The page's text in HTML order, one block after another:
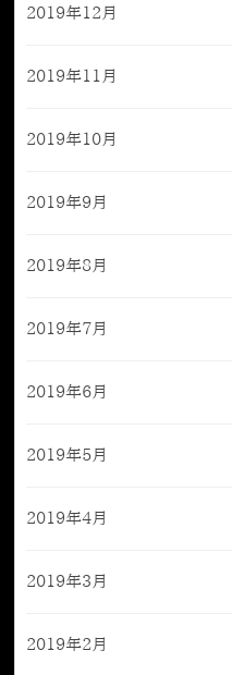
2019年12月
2019年11月
2019年10月
2019年9月
2019年8月
2019年7月
2019年6月
2019年5月
2019年4月
2019年3月
2019年2月